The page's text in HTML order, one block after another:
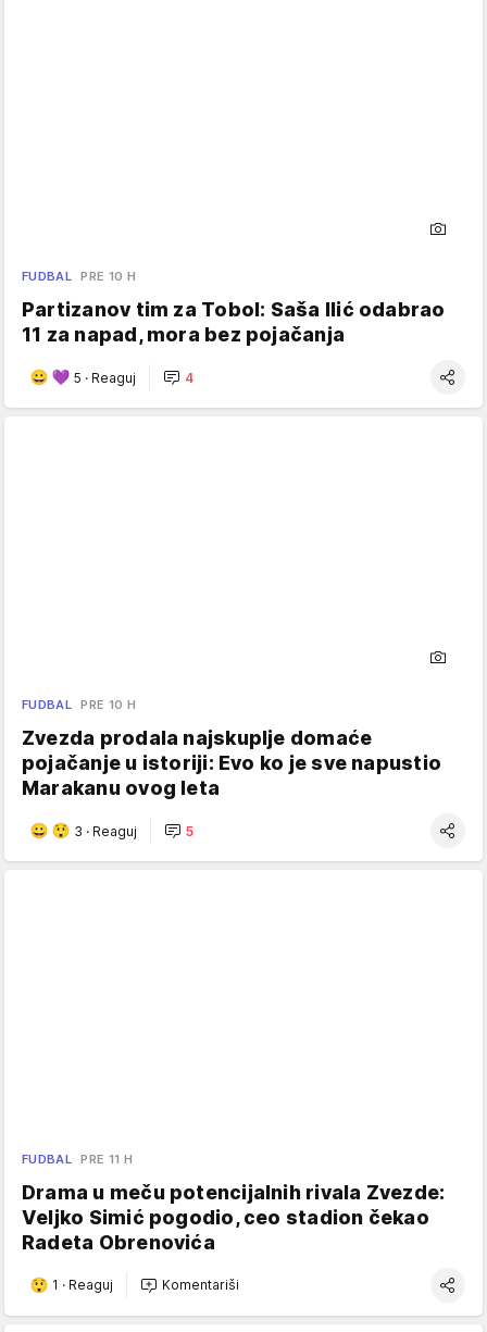
FUDBAL PRE 10 H
Partizanov tim za Tobol: Saša Ilić odabrao
11 za napad, mora bez pojačanja
5 · Reaguj 4
FUDBAL PRE 10 H
Zvezda prodala najskuplje domaće
pojačanje u istoriji: Evo ko je sve napustio
Marakanu ovog leta
3 · Reaguj 5
FUDBAL PRE 11 H
Drama u meču potencijalnih rivala Zvezde:
Veljko Simić pogodio, ceo stadion čekao
Radeta Obrenovića
1 · Reaguj Komentariši